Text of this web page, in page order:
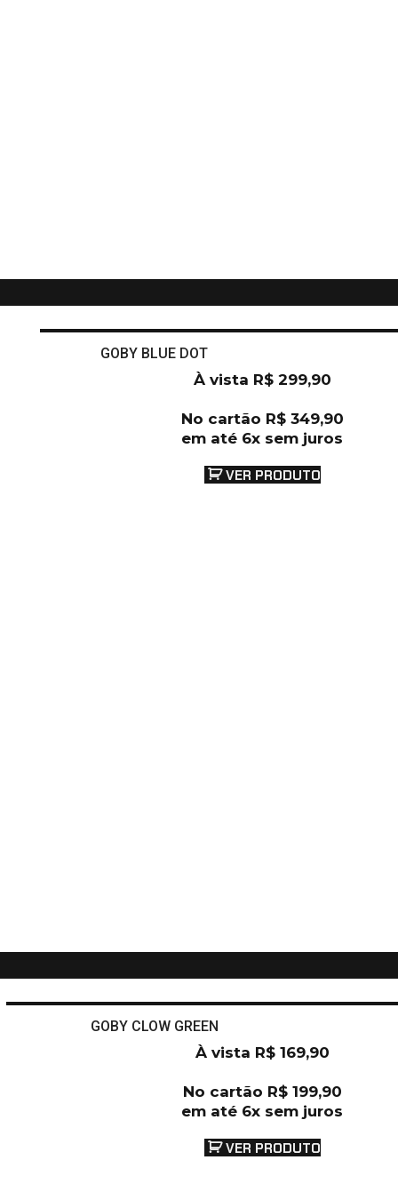
GOBY BLUE DOT
À vista R$299,90
No cartão R$349,90
em até 6x sem juros
VER PRODUTO
GOBY CLOW GREEN
À vista R$169,90
No cartão R$199,90
em até 6x sem juros
VER PRODUTO